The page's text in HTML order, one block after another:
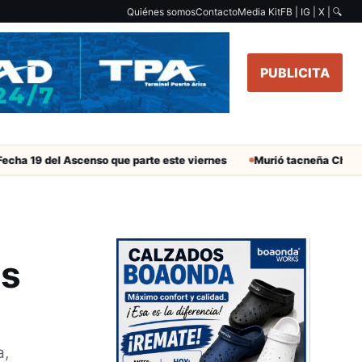
Quiénes somosContactoMedia KitFB | IG | X | 🔍
PUBLICITA
Ascenso que parte este viernes Murió tacneña Charito